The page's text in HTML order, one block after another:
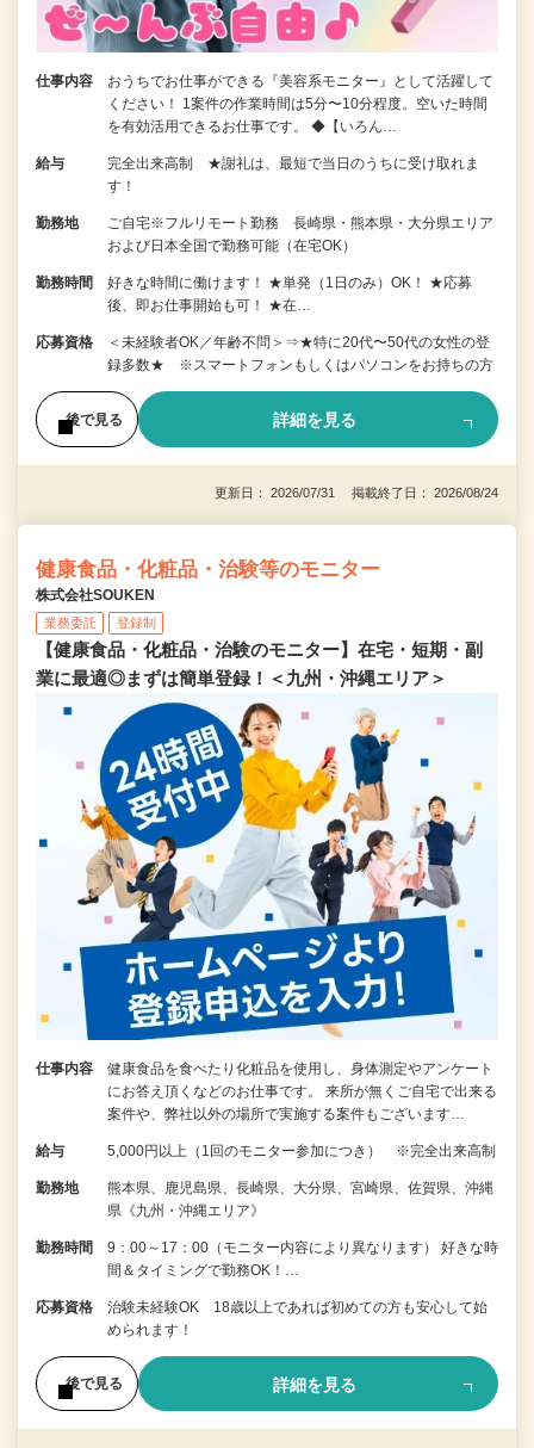
仕事内容
おうちでお仕事ができる『美容系モニター』として活躍して
ください！ 1案件の作業時間は5分〜10分程度。空いた時間
を有効活用できるお仕事です。 ◆【いろん…
給与
完全出来高制 ★謝礼は、最短で当日のうちに受け取れま
す！
勤務地
ご自宅※フルリモート勤務 長崎県・熊本県・大分県エリア
および日本全国で勤務可能（在宅OK）
勤務時間
好きな時間に働けます！ ★単発（1日のみ）OK！ ★応募
後、即お仕事開始も可！ ★在…
応募資格
＜未経験者OK／年齢不問＞⇒★特に20代〜50代の女性の登
録多数★ ※スマートフォンもしくはパソコンをお持ちの方
後で見る 詳細を見る
更新日： 2026/07/31 掲載終了日： 2026/08/24
健康食品・化粧品・治験等のモニター
株式会社SOUKEN
業務委託 登録制
【健康食品・化粧品・治験のモニター】在宅・短期・副
業に最適◎まずは簡単登録！＜九州・沖縄エリア＞
仕事内容
健康食品を食べたり化粧品を使用し、身体測定やアンケート
にお答え頂くなどのお仕事です。 来所が無くご自宅で出来る
案件や、弊社以外の場所で実施する案件もございます…
給与 5,000円以上（1回のモニター参加につき） ※完全出来高制
勤務地
熊本県、鹿児島県、長崎県、大分県、宮崎県、佐賀県、沖縄
県《九州・沖縄エリア》
勤務時間
9：00～17：00（モニター内容により異なります） 好きな時
間＆タイミングで勤務OK！…
応募資格
治験未経験OK 18歳以上であれば初めての方も安心して始
められます！
後で見る 詳細を見る